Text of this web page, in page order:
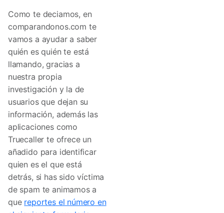
Como te deciamos, en
comparandonos.com te
vamos a ayudar a saber
quién es quién te está
llamando, gracias a
nuestra propia
investigación y la de
usuarios que dejan su
información, además las
aplicaciones como
Truecaller te ofrece un
añadido para identificar
quien es el que está
detrás, si has sido víctima
de spam te animamos a
que reportes el número en